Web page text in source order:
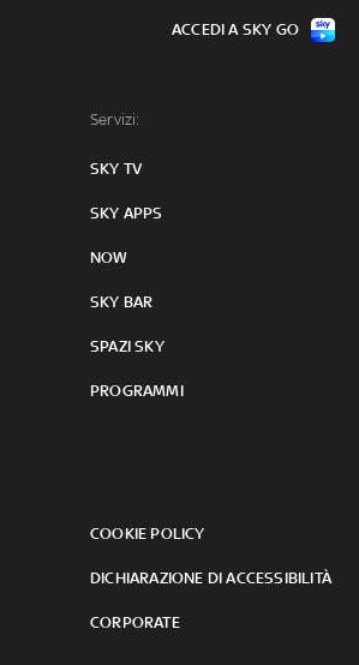
Servizi:
SKY TV
SKY APPS
NOW
SKY BAR
SPAZI SKY
PROGRAMMI
COOKIE POLICY
DICHIARAZIONE DI ACCESSIBILITÀ
CORPORATE
ACCEDI A SKY GO